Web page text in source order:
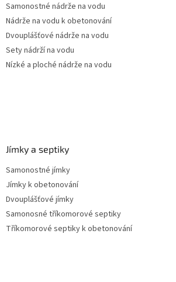
Samonostné nádrže na vodu
Nádrže na vodu k obetonování
Dvouplášťové nádrže na vodu
Sety nádrží na vodu
Nízké a ploché nádrže na vodu
Jímky a septiky
Samonostné jímky
Jímky k obetonování
Dvouplášťové jímky
Samonosné tříkomorové septiky
Tříkomorové septiky k obetonování